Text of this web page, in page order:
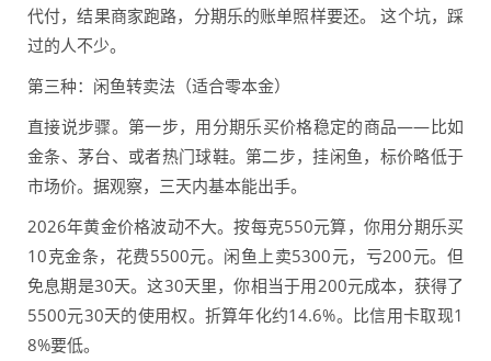
代付，结果商家跑路，分期乐的账单照样要还。 这个坑，踩
过的人不少。
第三种：闲鱼转卖法（适合零本金）
直接说步骤。第一步，用分期乐买价格稳定的商品——比如
金条、茅台、或者热门球鞋。第二步，挂闲鱼，标价略低于
市场价。据观察，三天内基本能出手。
2026年黄金价格波动不大。按每克550元算，你用分期乐买
10克金条，花费5500元。闲鱼上卖5300元，亏200元。但
免息期是30天。这30天里，你相当于用200元成本，获得了
5500元30天的使用权。折算年化约14.6%。比信用卡取现1
8%要低。